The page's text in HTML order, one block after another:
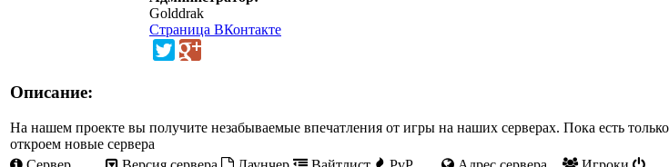
Golddrak
Страница ВКонтакте
Описание:
На нашем проекте вы получите незабываемые впечатления от игры на наших серверах. Пока есть
откроем новые сервера